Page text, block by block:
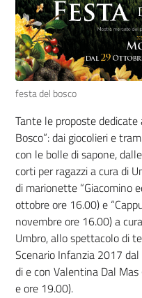
festa del bosco
Tante le proposte dedicate
Bosco”: dai giocolieri e
con le bolle di sapone,
corti per ragazzi a cura di
di marionette “Giacomino
ottobre ore 16.00) e
novembre ore 16.00) a
Umbro, allo spettacolo di
Scenario Infanzia 2017
di e con Valentina Dal
e ore 19.00).